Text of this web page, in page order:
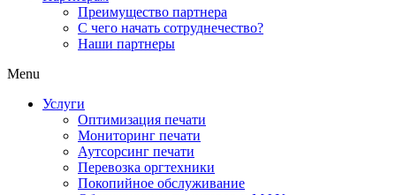
Преимущество партнера
С чего начать сотруднечество?
Наши партнеры
Menu
Услуги
Оптимизация печати
Мониторинг печати
Аутсорсинг печати
Перевозка оргтехники
Покопийное обслуживание